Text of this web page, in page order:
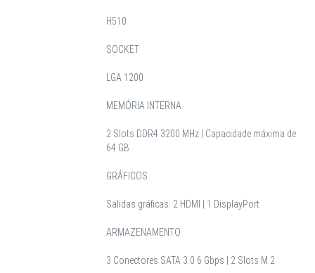
H510
SOCKET
LGA 1200
MEMÓRIA INTERNA
2 Slots DDR4 3200 MHz | Capacidade máxima de
64 GB
GRÁFICOS
Salidas gráficas: 2 HDMI | 1 DisplayPort
ARMAZENAMENTO
3 Conectores SATA 3.0 6 Gbps | 2 Slots M.2